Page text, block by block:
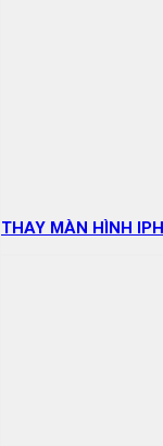
THAY MÀN HÌNH